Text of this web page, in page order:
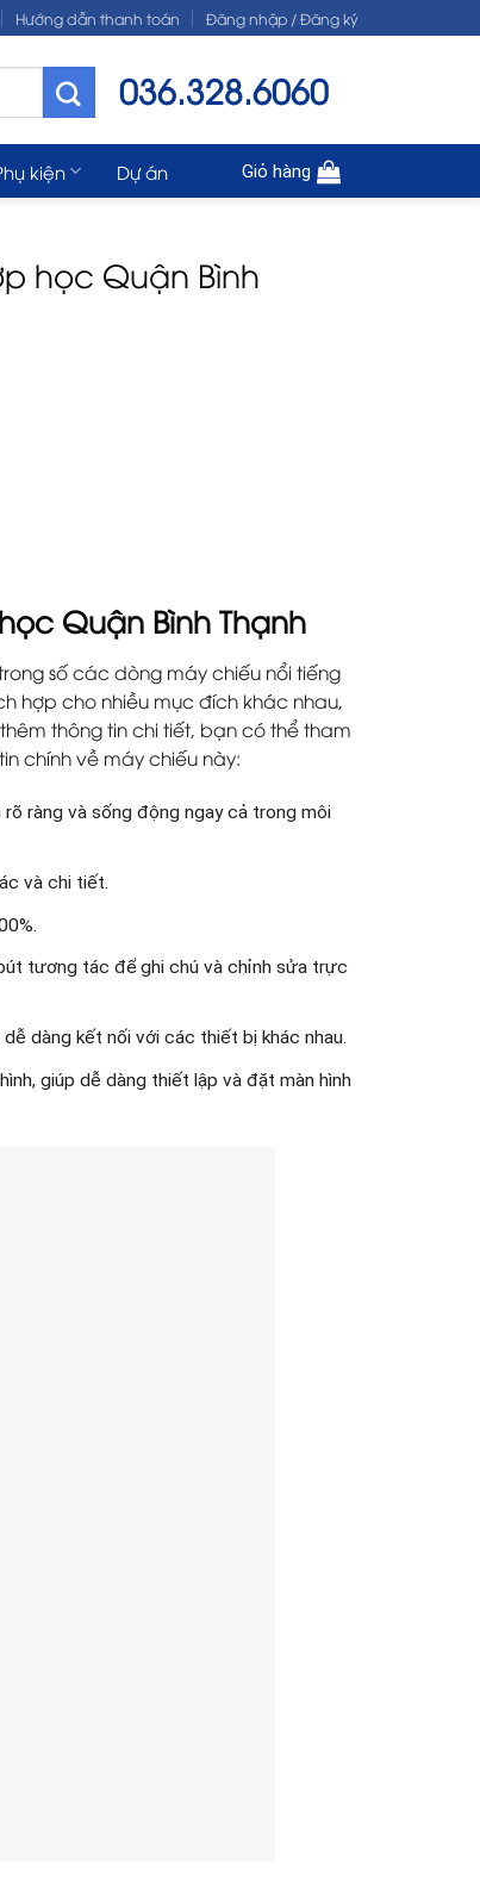
Hướng dẫn thanh toán Đăng nhập / Đăng ký
036.328.6060
kiện Dự án Giỏ hàng
học Quận Bình
Quận Bình Thạnh
số các dòng máy chiếu nổi tiếng
hợp cho nhiều mục đích khác nhau,
thông tin chi tiết, bạn có thể tham
chính về máy chiếu này:
ràng và sống động ngay cả trong môi
và chi tiết.
tương tác để ghi chú và chỉnh sửa trực
dàng kết nối với các thiết bị khác nhau.
giúp dễ dàng thiết lập và đặt màn hình